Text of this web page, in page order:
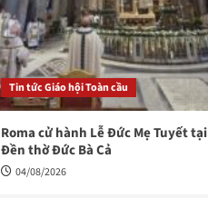
Tin tức Giáo hội Toàn cầu
Roma cử hành Lễ Đức Mẹ Tuyết tại
Đền thờ Đức Bà Cả
04/08/2026